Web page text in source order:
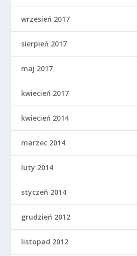
wrzesień 2017
sierpień 2017
maj 2017
kwiecień 2017
kwiecień 2014
marzec 2014
luty 2014
styczeń 2014
grudzień 2012
listopad 2012